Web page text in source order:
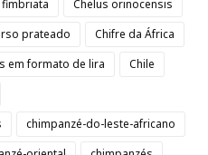
fimbriata
Chelus orinocensis
prateado
Chifre da África
em formato de lira
Chile
chimpanzé-do-leste-africano